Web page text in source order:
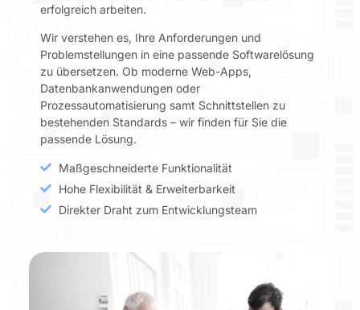
erfolgreich arbeiten.
Wir verstehen es, Ihre Anforderungen und
Problemstellungen in eine passende Softwarelösung
zu übersetzen. Ob moderne Web-Apps,
Datenbankanwendungen oder
Prozessautomatisierung samt Schnittstellen zu
bestehenden Standards – wir finden für Sie die
passende Lösung.
Maßgeschneiderte Funktionalität
Hohe Flexibilität & Erweiterbarkeit
Direkter Draht zum Entwicklungsteam